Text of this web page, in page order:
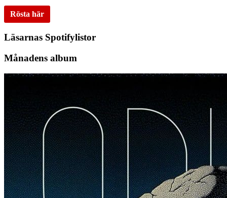
Rösta här
Läsarnas Spotifylistor
Månadens album